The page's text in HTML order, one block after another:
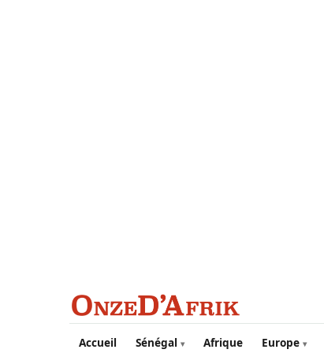
Aller au contenu principal
Accueil Sénégal Afrique Europe